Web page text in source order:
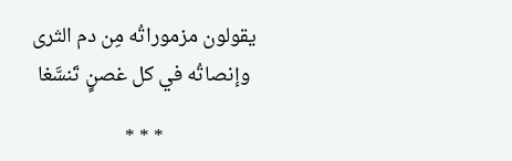
يقولون مزموراتُه مِن دم الثرى
وإنصاتُه في كل غصنٍ تَنسَّغا
* * *